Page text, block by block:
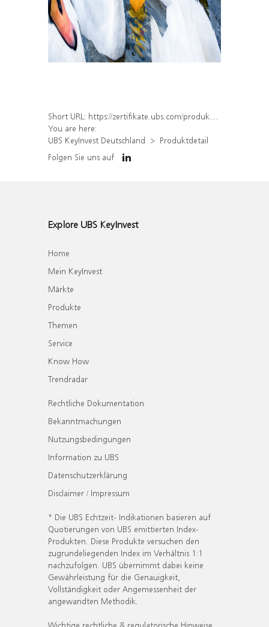
Short URL: https://zertifikate.ubs.com/produkt/detail/index/isin/DE000WA3T2T0
You are here:
UBS KeyInvest Deutschland
Produktdetail
Folgen Sie uns auf
Explore UBS KeyInvest
Home
Mein KeyInvest
Märkte
Produkte
Themen
Service
Know How
Trendradar
Rechtliche Dokumentation
Bekanntmachungen
Nutzungsbedingungen
Information zu UBS
Datenschutzerklärung
Disclaimer / Impressum
* Die UBS Echtzeit- Indikationen basieren auf
Quotierungen von UBS emittierten Index-
Produkten. Diese Produkte versuchen den
zugrundeliegenden Index im Verhältnis 1:1
nachzufolgen. UBS übernimmt dabei keine
Gewährleistung für die Genauigkeit,
Vollständigkeit oder Angemessenheit der
angewandten Methodik.